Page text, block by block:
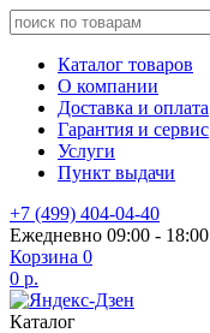
Каталог товаров
О компании
Доставка и оплата
Гарантия и сервис
Услуги
Пункт выдачи
+7 (499) 404-04-40
Ежедневно 09:00 - 18:00
Корзина 0
0 р.
Каталог